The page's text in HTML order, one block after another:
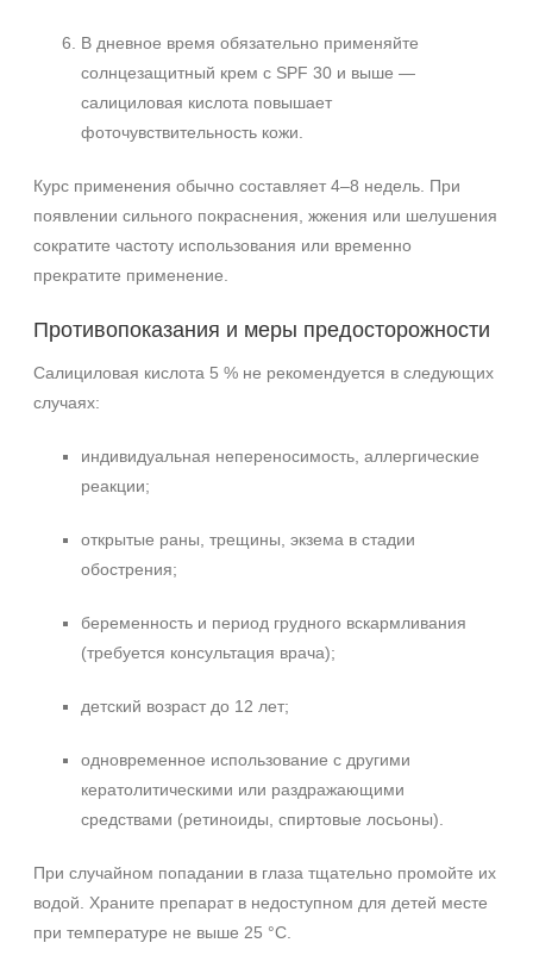
В дневное время обязательно применяйте
солнцезащитный крем с SPF 30 и выше —
салициловая кислота повышает
фоточувствительность кожи.
Курс применения обычно составляет 4–8 недель. При
появлении сильного покраснения, жжения или шелушения
сократите частоту использования или временно
прекратите применение.
Противопоказания и меры предосторожности
Салициловая кислота 5 % не рекомендуется в следующих
случаях:
индивидуальная непереносимость, аллергические
реакции;
открытые раны, трещины, экзема в стадии
обострения;
беременность и период грудного вскармливания
(требуется консультация врача);
детский возраст до 12 лет;
одновременное использование с другими
кератолитическими или раздражающими
средствами (ретиноиды, спиртовые лосьоны).
При случайном попадании в глаза тщательно промойте их
водой. Храните препарат в недоступном для детей месте
при температуре не выше 25 °C.